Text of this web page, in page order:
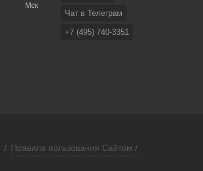
Мск
Чат в Телеграм
+7 (495) 740-3351
/ Правила пользования Сайтом /